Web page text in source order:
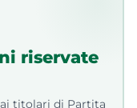
riservate
titolari di Partita